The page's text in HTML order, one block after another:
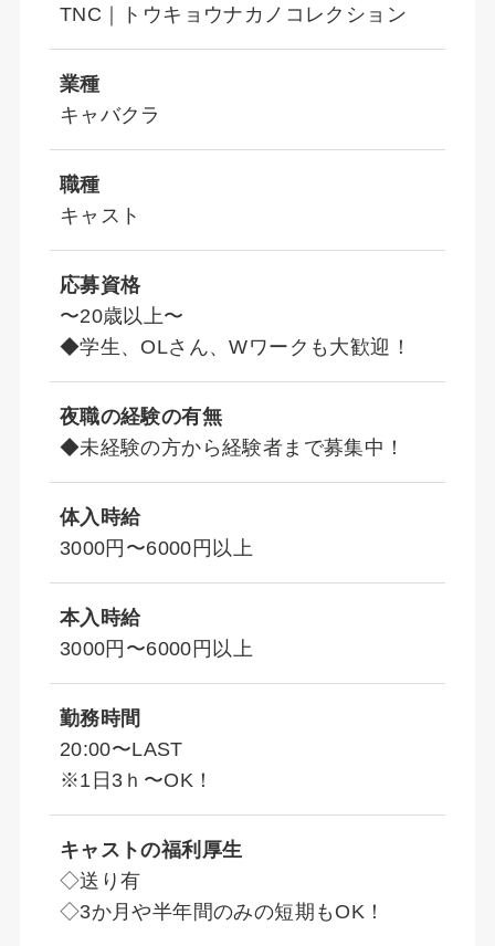
TNC｜トウキョウナカノコレクション
業種
キャバクラ
職種
キャスト
応募資格
〜20歳以上〜
◆学生、OLさん、Wワークも大歓迎！
夜職の経験の有無
◆未経験の方から経験者まで募集中！
体入時給
3000円〜6000円以上
本入時給
3000円〜6000円以上
勤務時間
20:00〜LAST
※1日3ｈ〜OK！
キャストの福利厚生
◇送り有
◇3か月や半年間のみの短期もOK！